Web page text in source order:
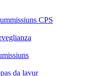
CPS
da lavur